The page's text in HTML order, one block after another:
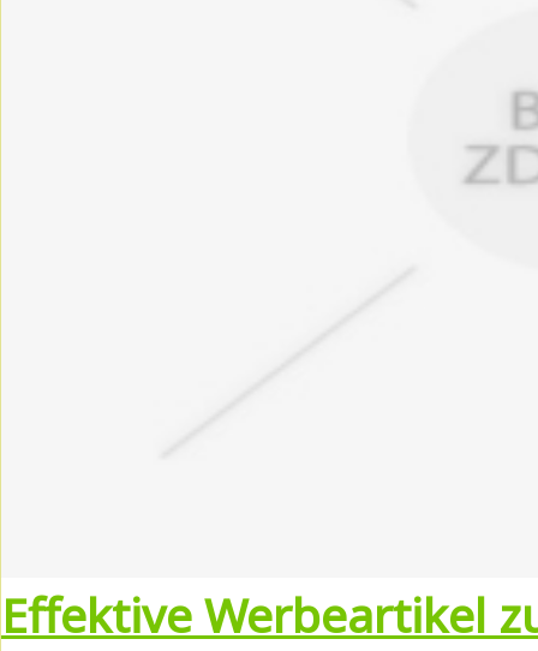
Effektive Werbeartikel